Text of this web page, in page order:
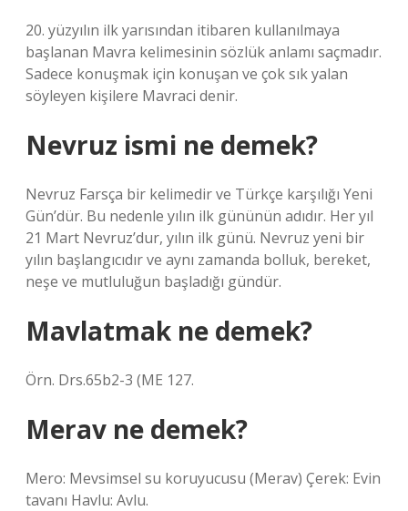
20. yüzyılın ilk yarısından itibaren kullanılmaya
başlanan Mavra kelimesinin sözlük anlamı saçmadır.
Sadece konuşmak için konuşan ve çok sık yalan
söyleyen kişilere Mavraci denir.
Nevruz ismi ne demek?
Nevruz Farsça bir kelimedir ve Türkçe karşılığı Yeni
Gün’dür. Bu nedenle yılın ilk gününün adıdır. Her yıl
21 Mart Nevruz’dur, yılın ilk günü. Nevruz yeni bir
yılın başlangıcıdır ve aynı zamanda bolluk, bereket,
neşe ve mutluluğun başladığı gündür.
Mavlatmak ne demek?
Örn. Drs.65b2-3 (ME 127.
Merav ne demek?
Mero: Mevsimsel su koruyucusu (Merav) Çerek: Evin
tavanı Havlu: Avlu.